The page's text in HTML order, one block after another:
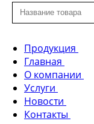
Продукция
Главная
О компании
Услуги
Новости
Контакты